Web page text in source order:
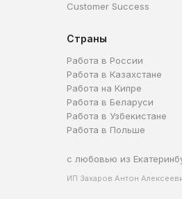
Customer Success
Страны
Работа в России
Работа в Казахстане
Работа на Кипре
Работа в Беларуси
Работа в Узбекистане
Работа в Польше
с любовью из
ИП Захаров Антон